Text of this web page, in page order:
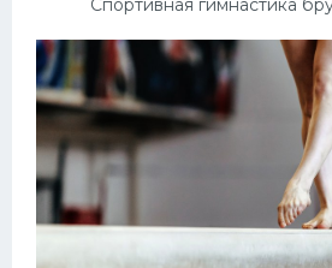
Спортивная гимнастика